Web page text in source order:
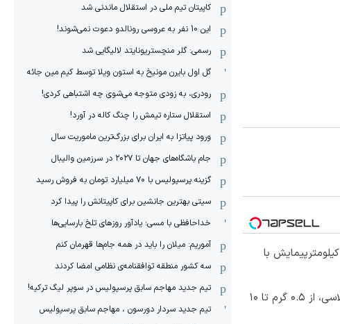
IM LS9 بیش از 1500 کیلومترپیمایش با
خرید شمش پلمپ طلاسی، از ۰.۵ گرم تا ۱۰
کاپیتان تیم ملی در استقلال ماندنی شد
این 10 نفر به عروسی رونالدو دعوت نمی‌شوند!
رسمی: گلر منچستریونایتد لالیگایی شد
گل اول بایرن مونیخ به استون ویلا توسط کیم مین جائه
رودری، به زودی متوجه می‌شوی چه اشتباهی کردی!
استقلال ستاره تیمش را چنگ کاله در آورد!
ورود پیاتزا به ایران برای بزرگ‌ترین ماموریت سال
جام باشگاه‌های جهان تا ۲۰۲۷ در سرزمین والیبال
گزینه پرسپولیس با ۷۰ میلیارد تومان به فروش رسید
سیتی بهترین جانشین برای کاپیتانش را پیدا کرد
خداحافظی با مسی؛ یادآور روزهای تلخ بارسایی‌ها
آموریم: میلان را باید در همه جام‌ها قهرمان کنم
سه کشور منطقه توافقنامه‌ی نظامی امضا کردند
تیم جدید مهاجم سابق پرسپولیس در سوپر لیگ ترکیه!
تیم جدید سردار دورسون ، مهاجم سابق پرسپولیس